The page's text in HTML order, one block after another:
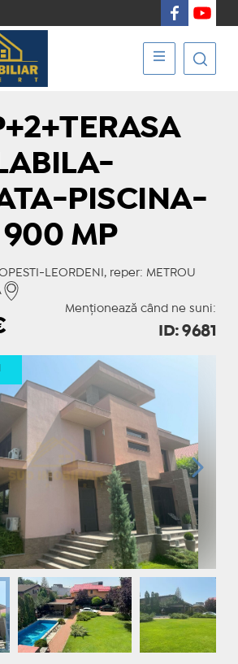
PISCINA-
900 MP
LEORDENI, reper: METROU
Menționează când ne suni:
ID: 9681